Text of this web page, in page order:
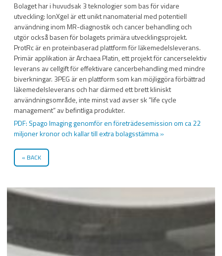
Bolaget har i huvudsak 3 teknologier som bas för vidare
utveckling: IonXgel är ett unikt nanomaterial med potentiell
användning inom MR-diagnostik och cancer behandling och
utgör också basen för bolagets primära utvecklingsprojekt.
ProtRc är en proteinbaserad plattform för läkemedelsleverans.
Primär applikation är Archaea Platin, ett projekt för cancerselektiv
leverans av cellgift för effektivare cancerbehandling med mindre
biverkningar. 3PEG är en plattform som kan möjliggöra förbättrad
läkemedelsleverans och har därmed ett brett kliniskt
användningsområde, inte minst vad avser sk ”life cycle
management” av befintliga produkter.
PDF: Spago Imaging genomför en företrädesemission om ca 22
miljoner kronor och kallar till extra bolagsstämma »
BACK